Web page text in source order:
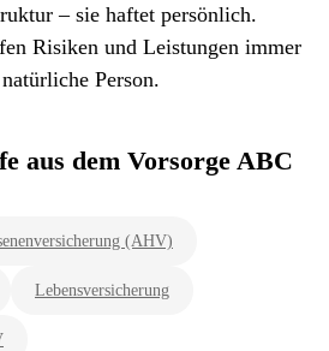
– sie haftet persönlich.
Risiken und Leistungen immer
Person.
aus dem Vorsorge ABC
(AHV)
Lebensversicherung